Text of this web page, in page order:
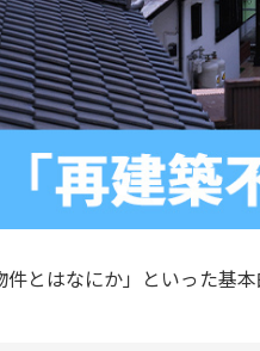
とはなにか」といった基本